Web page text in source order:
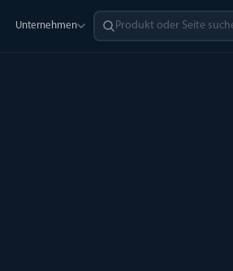
Unternehmen